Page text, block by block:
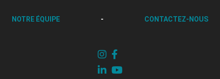
NOTRE ÉQUIPE - CONTACTEZ-NOUS